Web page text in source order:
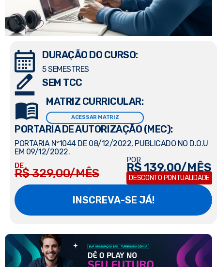
DURAÇÃO DO CURSO:
5 SEMESTRES
SEM TCC
MATRIZ CURRICULAR:
ACESSAR MATRIZ
PORTARIA DE AUTORIZAÇÃO (MEC):
PORTARIA Nº1044 DE 08/12/2022, PUBLICADO NO D.O.U
EM 09/12/2022.
DE
R$ 329,00/MÊS
POR
R$ 139,00/MÊS
DESCONTO PONTUALIDADE
INSCREVA-SE JÁ!